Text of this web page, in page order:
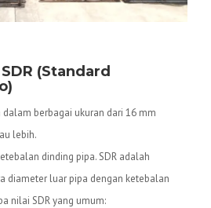
(Standard
dalam berbagai ukuran dari 16 mm
lebih.
dinding pipa. SDR adalah
diameter luar pipa dengan ketebalan
nilai SDR yang umum: